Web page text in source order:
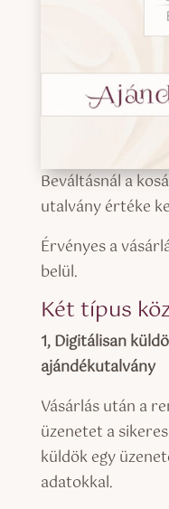
Beváltásnál a
utalvány értéke
Érvényes a
belül.
Két típus
1, Digitálisan
ajándékutalvány
Vásárlás után a
üzenetet a
küldök egy
adatokkal.